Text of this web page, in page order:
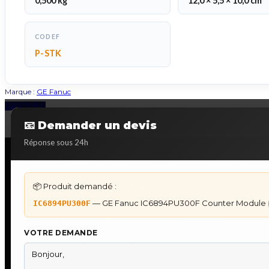
CODEF
P-STK
Marque : GE Fanuc
📧 Demander un devis
Réponse sous 24h
📦 Produit demandé :
IC6894PU300F — GE Fanuc IC6894PU300F Counter Module
VOTRE DEMANDE
Back to Top
DÉPANNAGE AUTOMATES
Dépannage Siemens S7
Dépannage Omron Sysmac
Dépannage Mitsubishi Melsec
IHM
IHM